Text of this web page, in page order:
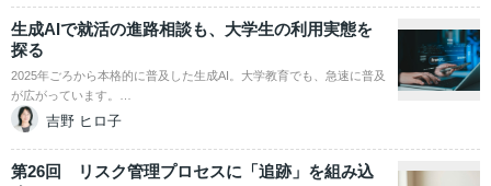
生成AIで就活の進路相談も、大学生の利用実態を
探る
2025年ごろから本格的に普及した生成AI。大学教育でも、急速に普及
が広がっています。…
吉野 ヒロ子
第26回 リスク管理プロセスに「追跡」を組み込